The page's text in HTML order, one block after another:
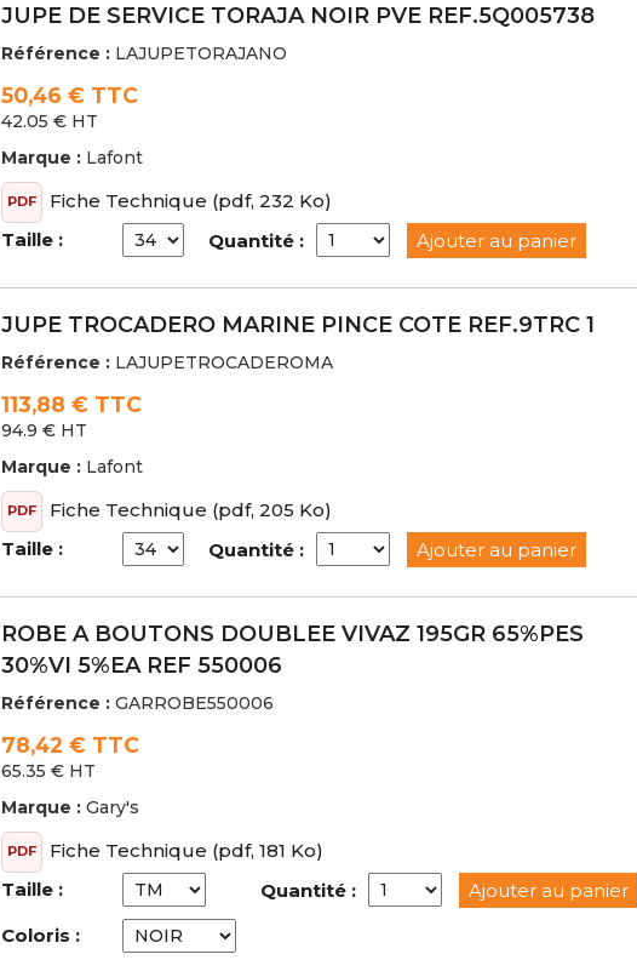
JUPE DE SERVICE TORAJA NOIR PVE REF.5Q005738
Référence : LAJUPETORAJANO
50,46 € TTC
42.05 € HT
Marque : Lafont
PDF Fiche Technique (pdf, 232 Ko)
Taille :
Quantité : Ajouter au panier
JUPE TROCADERO MARINE PINCE COTE REF.9TRC 1
Référence : LAJUPETROCADEROMA
113,88 € TTC
94.9 € HT
Marque : Lafont
PDF Fiche Technique (pdf, 205 Ko)
Taille :
Quantité : Ajouter au panier
ROBE A BOUTONS DOUBLEE VIVAZ 195GR 65%PES
30%VI 5%EA REF 550006
Référence : GARROBE550006
78,42 € TTC
65.35 € HT
Marque : Gary's
PDF Fiche Technique (pdf, 181 Ko)
Taille :
Coloris :
Quantité : Ajouter au panier